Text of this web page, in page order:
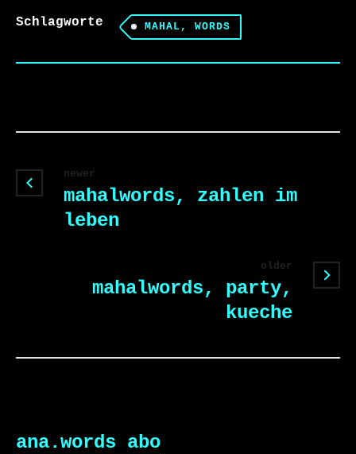
Schlagworte MAHAL, WORDS
newer
mahalwords, zahlen im
leben
older
mahalwords, party,
kueche
ana.words abo